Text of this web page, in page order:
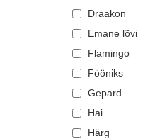
Draakon
Emane lõvi
Flamingo
Fööniks
Gepard
Hai
Härg